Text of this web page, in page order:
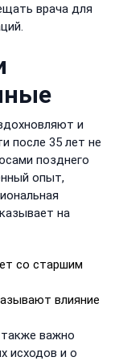
врача для
и
после 35 лет не
позднего
опыт,
на
со старшим
влияние
важно
исходов и о